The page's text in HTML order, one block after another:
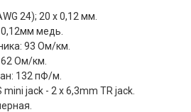
24); 20 x 0,12 мм.
медь.
93 Ом/км.
Ом/км.
132 пФ/м.
jack - 2 x 6,3mm TR jack.